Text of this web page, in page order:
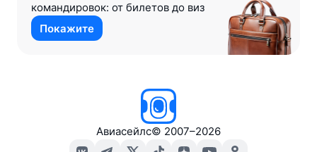
командировок: от билетов до виз
Покажите
Авиасейлс© 2007–2026